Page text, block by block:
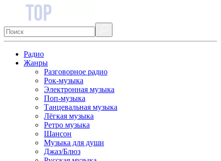
Радио
Жанры
Разговорное радио
Рок-музыка
Электронная музыка
Поп-музыка
Танцевальная музыка
Лёгкая музыка
Ретро музыка
Шансон
Музыка для души
Джаз/Блюз